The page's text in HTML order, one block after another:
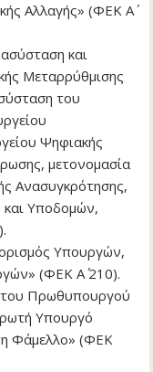
Αλλαγής» (ΦΕΚ Α΄
και
Μεταρρύθμισης
του
Ψηφιακής
μετονομασία
Ανασυγκρότησης,
και Υποδομών,
Υπουργών,
(ΦΕΚ Α΄ 210).
Πρωθυπουργού
Υπουργό
Φάμελλο» (ΦΕΚ